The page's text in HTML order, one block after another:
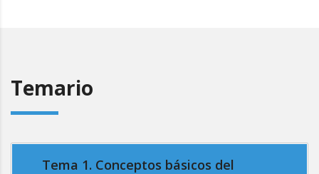
Temario
Tema 1. Conceptos básicos del